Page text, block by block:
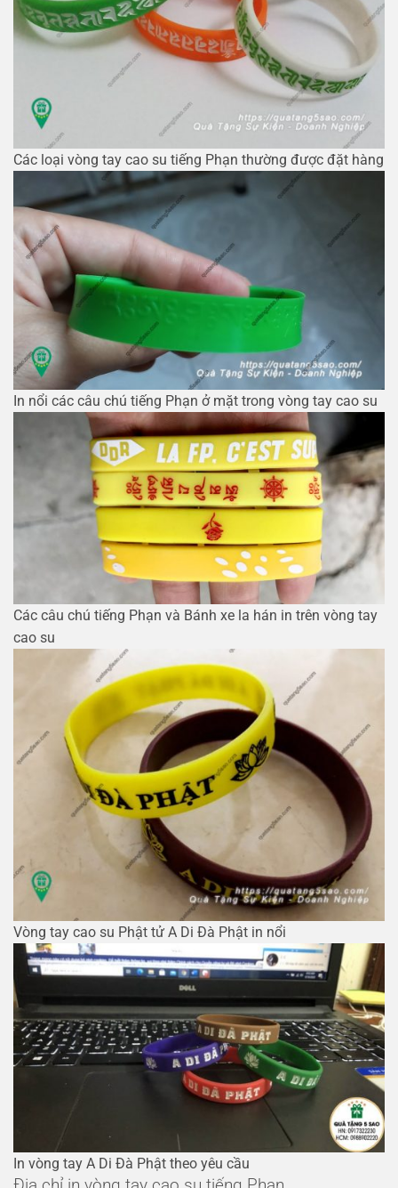
Các loại vòng tay cao su tiếng Phạn thường được đặt hàng
In nổi các câu chú tiếng Phạn ở mặt trong vòng tay cao su
Các câu chú tiếng Phạn và Bánh xe la hán in trên vòng tay
cao su
Vòng tay cao su Phật tử A Di Đà Phật in nổi
In vòng tay A Di Đà Phật theo yêu cầu